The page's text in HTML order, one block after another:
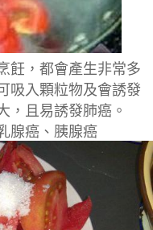
飪，都會產生非常多
吸入顆粒物及會誘發
，且易誘發肺癌。
腺癌、胰腺癌